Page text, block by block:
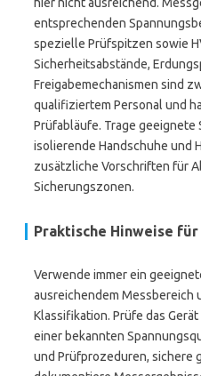
entsprechenden
spezielle Prüfspitzen sowie
Sicherheitsabstände,
Freigabemechanismen sind
qualifiziertem Personal und
Prüfabläufe. Trage
isolierende Handschuhe und
zusätzliche Vorschriften für
Sicherungszonen.
Praktische Hinweise
Verwende immer ein
ausreichendem Messbereich
Klassifikation. Prüfe das
einer bekannten
und Prüfprozeduren, sichere